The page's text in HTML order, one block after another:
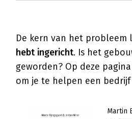
De kern van het probleem
hebt ingericht. Is het
geworden? Op deze
om je te helpen een
Martin